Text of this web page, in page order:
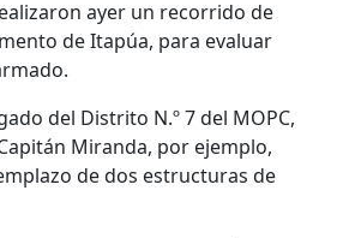
ayer un recorrido de
de Itapúa, para evaluar
del Distrito N.º 7 del MOPC,
Miranda, por ejemplo,
de dos estructuras de